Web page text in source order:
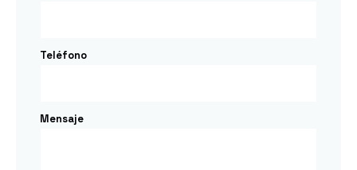
Teléfono
Mensaje